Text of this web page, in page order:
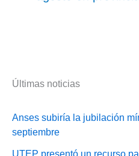
Últimas noticias
Anses subiría la jubilación
septiembre
UTEP presentó un recurso